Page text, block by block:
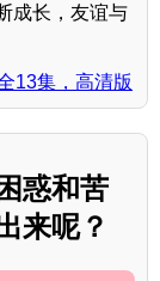
成长，友谊与
13集，高清版
惑和苦
来呢？